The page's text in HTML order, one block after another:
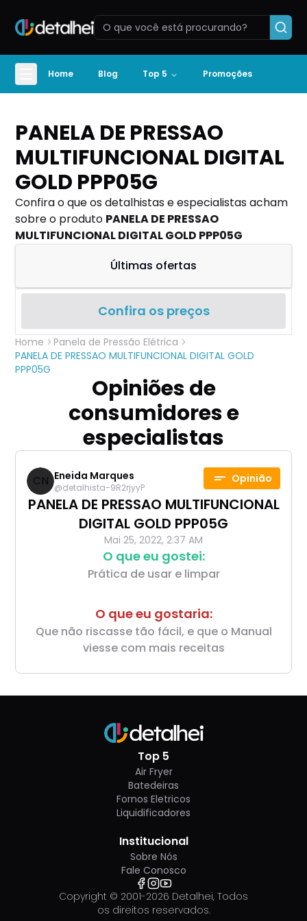
Home Blog Top 5 Promoções
PANELA DE PRESSAO
MULTIFUNCIONAL DIGITAL
GOLD PPP05G
Confira o que os detalhistas e especialistas acham
sobre o produto PANELA DE PRESSAO
MULTIFUNCIONAL DIGITAL GOLD PPP05G
Últimas ofertas
Confira os preços
Home
Panela de Pressão Elétrica
PANELA DE PRESSAO MULTIFUNCIONAL DIGITAL GOLD
PPP05G
Opiniões de
consumidores e
especialistas
CN Eneida Marques
@detalhista-9R2rjyyP
Opinião
PANELA DE PRESSAO MULTIFUNCIONAL
DIGITAL GOLD PPP05G
Mai 25, 2022, 2:37 AM
O que eu gostei:
Prática de usar e limpar
O que eu gostaria:
Que não riscasse tão fácil, e que o Manual
viesse com mais receitas
Top 5
Air Fryer
Batedeiras
Fornos Eletricos
Liquidificadores
Institucional
Sobre Nós
Fale Conosco
Copyright © 2001-2026 Detalhei, Todos
os direitos reservados.